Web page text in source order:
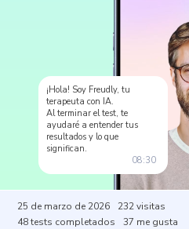
¡Hola! Soy Freudly, tu
terapeuta con IA.
Al terminar el test, te
ayudaré a entender tus
resultados y lo que
significan.
08:30
25 de marzo de 2026 232 visitas
48 tests completados 37 me gusta